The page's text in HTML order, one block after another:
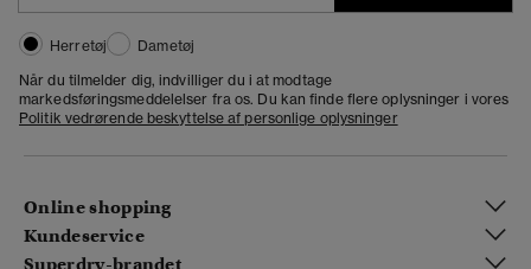
Herretøj
Dametøj
Når du tilmelder dig, indvilliger du i at modtage
markedsføringsmeddelelser fra os. Du kan finde flere oplysninger i vores
Politik vedrørende beskyttelse af personlige oplysninger
Online shopping
Kundeservice
Superdry-brandet